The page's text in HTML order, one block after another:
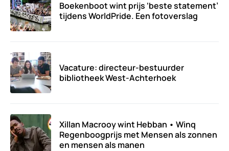
Boekenboot wint prijs ‘beste statement’
tijdens WorldPride. Een fotoverslag
Vacature: directeur-bestuurder
bibliotheek West-Achterhoek
Xillan Macrooy wint Hebban • Winq
Regenboogprijs met Mensen als zonnen
en mensen als manen